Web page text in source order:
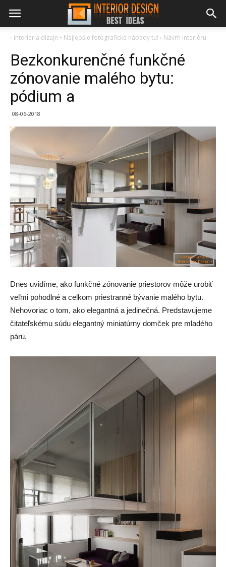
› Interiér a dizajn • Najlepšie fotografické nápady tu! › Návrh interiéru
Bezkonkurenčné funkčné
zónovanie malého bytu:
pódium a
08-06-2018
Dnes uvidíme, ako funkčné zónovanie priestorov môže urobiť
veľmi pohodlné a celkom priestranné bývanie malého bytu.
Nehovoriac o tom, ako elegantná a jedinečná. Predstavujeme
čitateľskému súdu elegantný miniatúrny domček pre mladého
páru.